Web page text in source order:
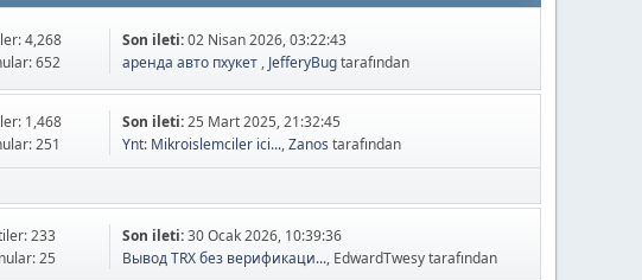
4,268
652
Son ileti:02 Nisan 2026, 03:22:43
аренда авто пхукет , JefferyBugtarafından
1,468
251
Son ileti:25 Mart 2025, 21:32:45
Ynt: Mikroislemciler ici...,Zanos tarafından
233
25
Son ileti:30 Ocak 2026, 10:39:36
Вывод TRX без верификаци..., EdwardTwesy tarafından